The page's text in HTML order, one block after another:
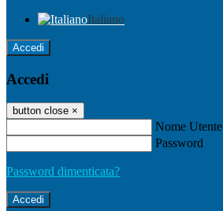
Italiano
Accedi
Accedi
button close ×
Nome Utente
Password
Password dimenticata?